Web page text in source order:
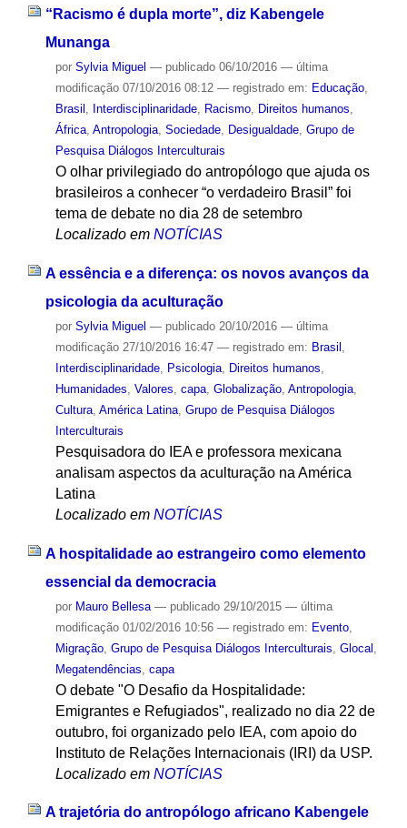
“Racismo é dupla morte”, diz Kabengele
Munanga
por Sylvia Miguel — publicado06/10/2016 — última
modificação07/10/2016 08:12 — registrado em: Educação,
Brasil , Interdisciplinaridade, Racismo, Direitos humanos,
África, Antropologia, Sociedade, Desigualdade, Grupo de
Pesquisa Diálogos Interculturais
O olhar privilegiado do antropólogo que ajuda os
brasileiros a conhecer “o verdadeiro Brasil” foi
tema de debate no dia 28 de setembro
Localizado em NOTÍCIAS
A essência e a diferença: os novos avanços da
psicologia da aculturação
por Sylvia Miguel — publicado20/10/2016 — última
modificação27/10/2016 16:47 — registrado em: Brasil
Interdisciplinaridade, Psicologia, Direitos humanos
Humanidades Valores capa, Globalização, Antropologia,
Cultura, América Latina, Grupo de Pesquisa Diálogos
Interculturais
Pesquisadora do IEA e professora mexicana
analisam aspectos da aculturação na América
Latina
Localizado em NOTÍCIAS
A hospitalidade ao estrangeiro como elemento
essencial da democracia
por Mauro Bellesa — publicado29/10/2015 — última
modificação01/02/2016 10:56 — registrado em: Evento,
Migração, Grupo de Pesquisa Diálogos Interculturais Glocal
Megatendências capa
O debate "O Desafio da Hospitalidade:
Emigrantes e Refugiados", realizado no dia 22 de
outubro, foi organizado pelo IEA, com apoio do
Instituto de Relações Internacionais (IRI) da USP.
Localizado em NOTÍCIAS
A trajetória do antropólogo africano Kabengele